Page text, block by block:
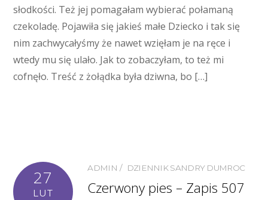
słodkości. Też jej pomagałam wybierać połamaną
czekoladę. Pojawiła się jakieś małe Dziecko i tak się
nim zachwycałyśmy że nawet wzięłam je na ręce i
wtedy mu się ulało. Jak to zobaczyłam, to też mi
cofnęło. Treść z żołądka była dziwna, bo […]
27
LUT
ADMIN DZIENNIK SANDRY DUMROC
Czerwony pies – Zapis 507